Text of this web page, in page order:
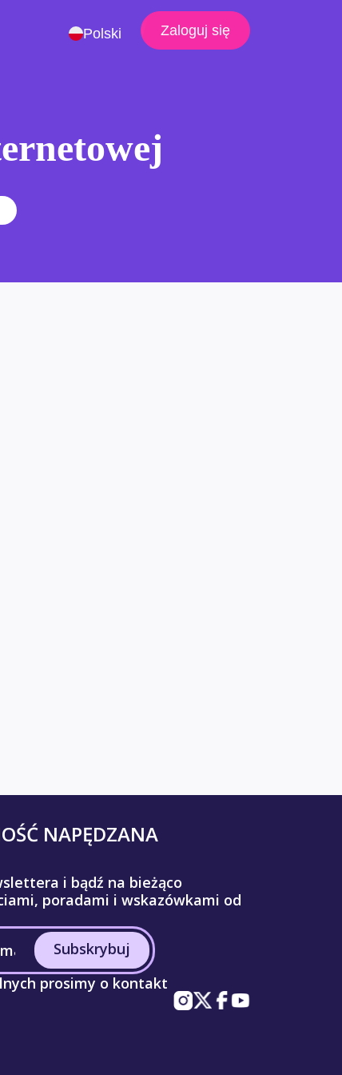
Polski Zaloguj się
NAPĘDZANA
i bądź na bieżąco
poradami i wskazówkami od
Subskrybuj
prosimy o kontakt